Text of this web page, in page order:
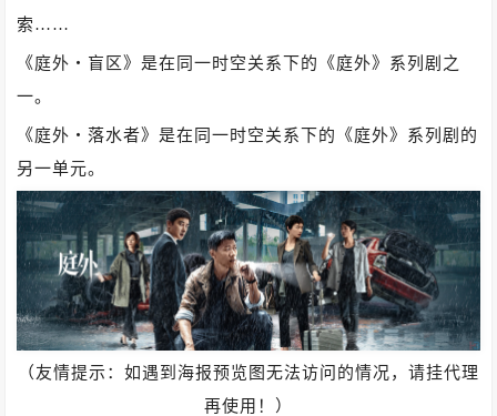
索……
《庭外・盲区》是在同一时空关系下的《庭外》系列剧之
一。
《庭外・落水者》是在同一时空关系下的《庭外》系列剧的
另一单元。
（友情提示：如遇到海报预览图无法访问的情况，请挂代理
再使用！）